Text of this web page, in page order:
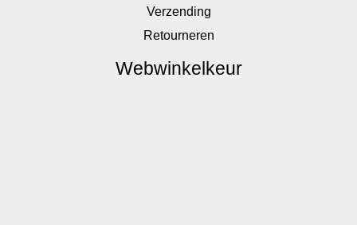
Verzending
Retourneren
Webwinkelkeur